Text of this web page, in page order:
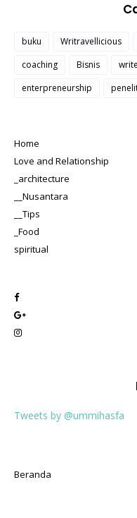
buku Writravellicious
coaching
Bisnis
enterpreneurship
Home
Love and Relationship
_architecture
__Nusantara
__Tips
_Food
spiritual
Tweets by @ummihasfa
Beranda